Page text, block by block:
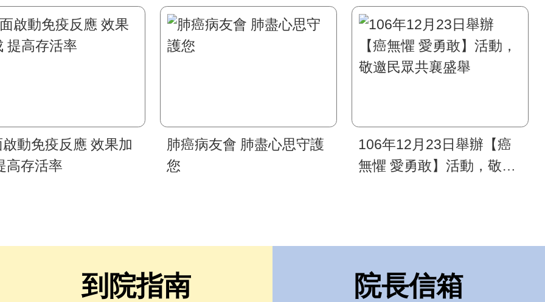
動免疫反應 效果加
高存活率
肺癌病友會 肺盡心思守護
您
106年12月23日舉辦【癌
無懼 愛勇敢】活動，敬邀
到院指南 院長信箱